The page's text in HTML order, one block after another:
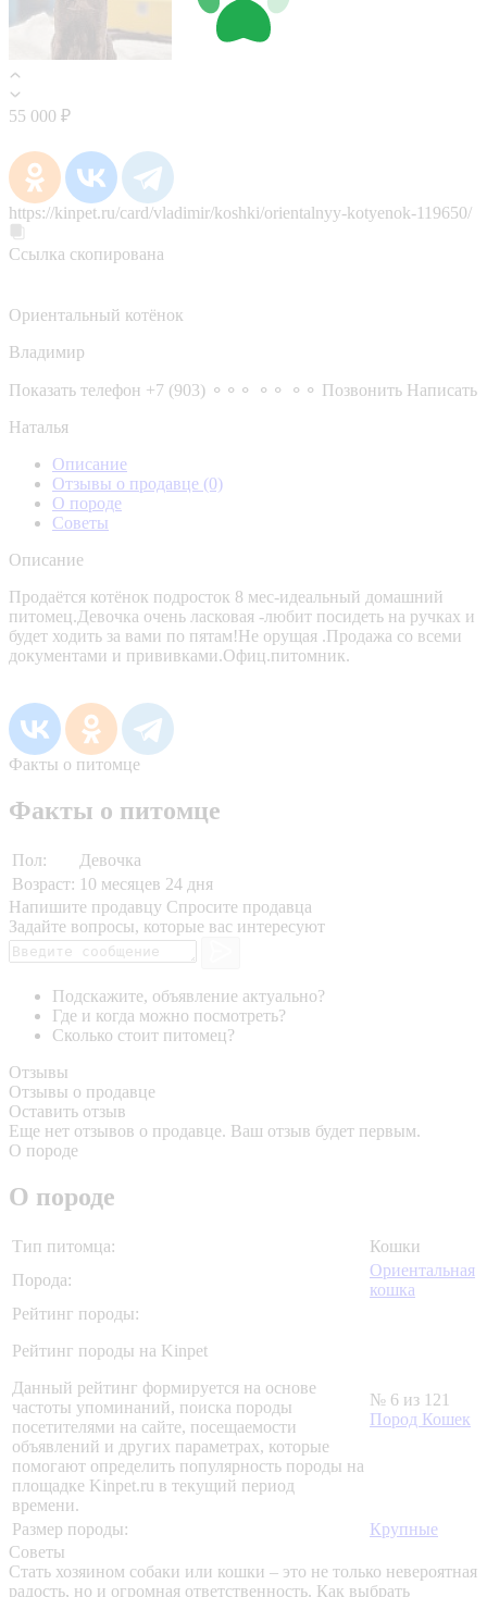
55 000 ₽
https://kinpet.ru/card/vladimir/koshki/orientalnyy-kotyenok-119650/
Ссылка скопирована
Ориентальный котёнок
Владимир
Показать телефон +7 (903) ⚬⚬⚬ ⚬⚬ ⚬⚬ Позвонить Написать
Наталья
Описание
Отзывы о продавце (0)
О породе
Советы
Описание
Продаётся котёнок подросток 8 мес-идеальный домашний
питомец.Девочка очень ласковая -любит посидеть на ручках и
будет ходить за вами по пятам!Не орущая .Продажа со всеми
документами и прививками.Офиц.питомник.
Факты о питомце
Факты о питомце
Пол:
Девочка
Возраст: 10 месяцев 24 дня
Напишите продавцу Спросите продавца
Задайте вопросы, которые вас интересуют
Подскажите, объявление актуально?
Где и когда можно посмотреть?
Сколько стоит питомец?
Отзывы
Отзывы о продавце
Оставить отзыв
Еще нет отзывов о продавце. Ваш отзыв будет первым.
О породе
О породе
Тип питомца:
Кошки
Порода:
Ориентальная
кошка
Рейтинг породы:
Рейтинг породы на Kinpet
Данный рейтинг формируется на основе
частоты упоминаний, поиска породы
посетителями на сайте, посещаемости
объявлений и других параметрах, которые
помогают определить популярность породы на
площадке Kinpet.ru в текущий период
времени.
№ 6 из 121
Пород Кошек
Размер породы:
Крупные
Советы
Стать хозяином собаки или кошки – это не только невероятная
радость, но и огромная ответственность. Как выбрать